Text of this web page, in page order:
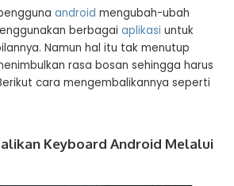
android mengubah-ubah
berbagai aplikasi untuk
Namun hal itu tak menutup
rasa bosan sehingga harus
cara mengembalikannya seperti
Keyboard Android Melalui